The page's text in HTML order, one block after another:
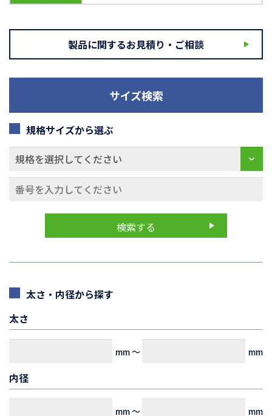
製品に関するお見積り・ご相談
サイズ検索
規格サイズから選ぶ
太さ・内径から探す
太さ
mm～ mm
内径
mm～ mm